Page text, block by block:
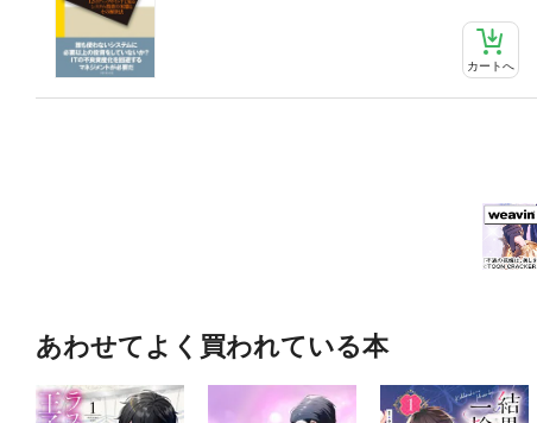
カートへ
あわせてよく買われている本